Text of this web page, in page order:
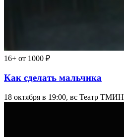
16+ от 1000 ₽
Как сделать мальчика
18 октября в 19:00, вс Театр ТМИН